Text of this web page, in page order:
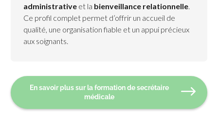
administrative et la bienveillance relationnelle.
Ce profil complet permet d’offrir un accueil de
qualité, une organisation fiable et un appui précieux
aux soignants.
En savoir plus sur la formation de secrétaire
médicale